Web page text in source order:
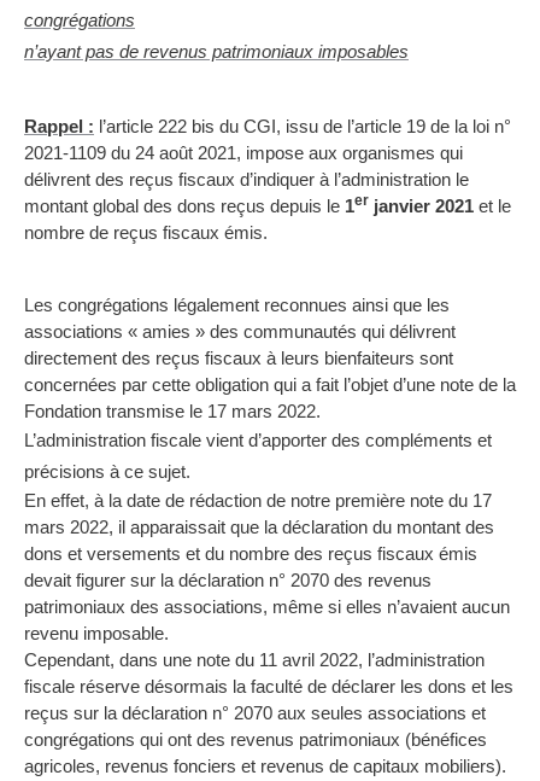
congrégations
n’ayant pas de revenus patrimoniaux imposables
Rappel : l’article 222 bis du CGI, issu de l’article 19 de la loi n°
2021-1109 du 24 août 2021, impose aux organismes qui
délivrent des reçus fiscaux d’indiquer à l’administration le
montant global des dons reçus depuis le 1er janvier 2021 et le
nombre de reçus fiscaux émis.
Les congrégations légalement reconnues ainsi que les
associations « amies » des communautés qui délivrent
directement des reçus fiscaux à leurs bienfaiteurs sont
concernées par cette obligation qui a fait l’objet d’une note de la
Fondation transmise le 17 mars 2022.
L’administration fiscale vient d’apporter des compléments et
précisions à ce sujet.
En effet, à la date de rédaction de notre première note du 17
mars 2022, il apparaissait que la déclaration du montant des
dons et versements et du nombre des reçus fiscaux émis
devait figurer sur la déclaration n° 2070 des revenus
patrimoniaux des associations, même si elles n’avaient aucun
revenu imposable.
Cependant, dans une note du 11 avril 2022, l’administration
fiscale réserve désormais la faculté de déclarer les dons et les
reçus sur la déclaration n° 2070 aux seules associations et
congrégations qui ont des revenus patrimoniaux (bénéfices
agricoles, revenus fonciers et revenus de capitaux mobiliers).